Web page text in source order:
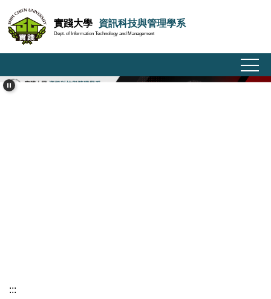
到
主
要
容
實踐大學 資訊科技與管理學系
Dept. of Information Technology and Management
:::